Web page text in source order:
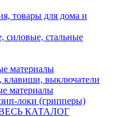
товары для дома и
силовые, стальные
материалы
клавиши, выключатели
материалы
локи (грипперы)
КАТАЛОГ